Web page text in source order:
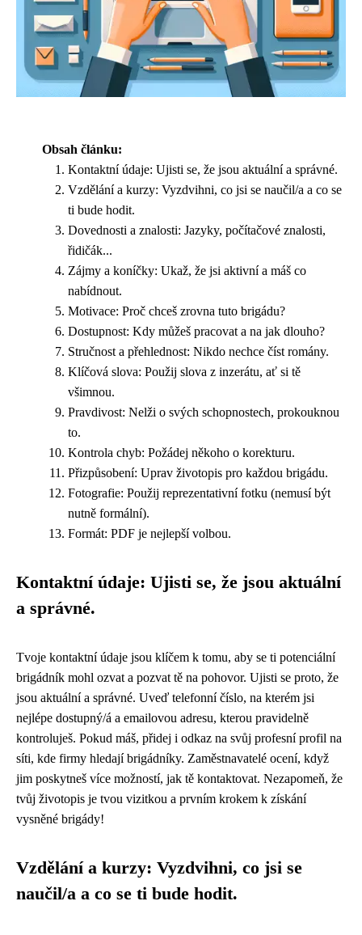
Obsah článku:
Kontaktní údaje: Ujisti se, že jsou aktuální a správné.
Vzdělání a kurzy: Vyzdvihni, co jsi se naučil/a a co se
ti bude hodit.
Dovednosti a znalosti: Jazyky, počítačové znalosti,
řidičák...
Zájmy a koníčky: Ukaž, že jsi aktivní a máš co
nabídnout.
Motivace: Proč chceš zrovna tuto brigádu?
Dostupnost: Kdy můžeš pracovat a na jak dlouho?
Stručnost a přehlednost: Nikdo nechce číst romány.
Klíčová slova: Použij slova z inzerátu, ať si tě
všimnou.
Pravdivost: Nelži o svých schopnostech, prokouknou
to.
Kontrola chyb: Požádej někoho o korekturu.
Přizpůsobení: Uprav životopis pro každou brigádu.
Fotografie: Použij reprezentativní fotku (nemusí být
nutně formální).
Formát: PDF je nejlepší volbou.
Kontaktní údaje: Ujisti se, že jsou aktuální
a správné.
Tvoje kontaktní údaje jsou klíčem k tomu, aby se ti potenciální
brigádník mohl ozvat a pozvat tě na pohovor. Ujisti se proto, že
jsou aktuální a správné. Uveď telefonní číslo, na kterém jsi
nejlépe dostupný/á a emailovou adresu, kterou pravidelně
kontroluješ. Pokud máš, přidej i odkaz na svůj profesní profil na
síti, kde firmy hledají brigádníky. Zaměstnavatelé ocení, když
jim poskytneš více možností, jak tě kontaktovat. Nezapomeň, že
tvůj životopis je tvou vizitkou a prvním krokem k získání
vysněné brigády!
Vzdělání a kurzy: Vyzdvihni, co jsi se
naučil/a a co se ti bude hodit.